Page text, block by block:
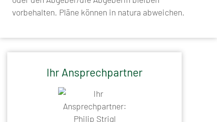
vorbehalten. Pläne können in natura abweichen.
Ihr Ansprechpartner